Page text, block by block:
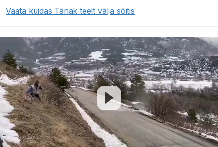
Vaata kuidas Tänak teelt välja sõitis